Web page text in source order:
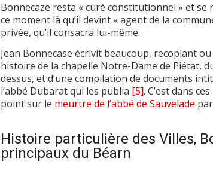
Bonnecaze resta « curé constitutionnel » et se
ce moment là qu’il devint « agent de la
privée, qu’il consacra lui-même.
Jean Bonnecase écrivit beaucoup, recopiant
histoire de la chapelle Notre-Dame de Piétat,
dessus, et d’une compilation de documents
l’abbé Dubarat qui les publia [5]. C’est dans
point sur le meurtre de l’abbé de Sauvelade
Histoire particulière des Villes,
principaux du Béarn